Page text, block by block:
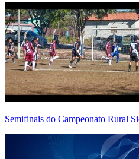
Semifinais do Campeonato Rural